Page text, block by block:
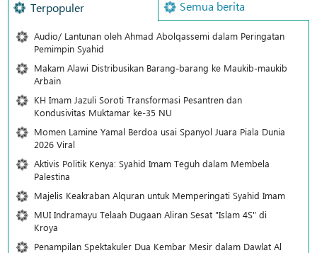
Terpopuler Semua berita
Audio/ Lantunan oleh Ahmad Abolqassemi dalam Peringatan
Pemimpin Syahid
Makam Alawi Distribusikan Barang-barang ke Maukib-maukib
Arbain
KH Imam Jazuli Soroti Transformasi Pesantren dan
Kondusivitas Muktamar ke-35 NU
Momen Lamine Yamal Berdoa usai Spanyol Juara Piala Dunia
2026 Viral
Aktivis Politik Kenya: Syahid Imam Teguh dalam Membela
Palestina
Majelis Keakraban Alquran untuk Memperingati Syahid Imam
MUI Indramayu Telaah Dugaan Aliran Sesat "Islam 4S" di
Kroya
Penampilan Spektakuler Dua Kembar Mesir dalam Dawlat Al